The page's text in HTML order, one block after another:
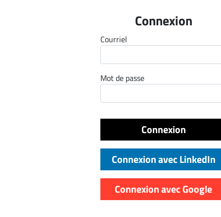
Connexion
Courriel
Mot de passe
Connexion
Connexion avec LinkedIn
Connexion avec Google